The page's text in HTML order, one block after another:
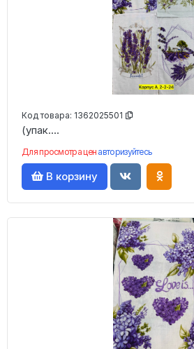
Код товара: 1362025501
(упак....
Для просмотра цен авторизуйтесь
В корзину